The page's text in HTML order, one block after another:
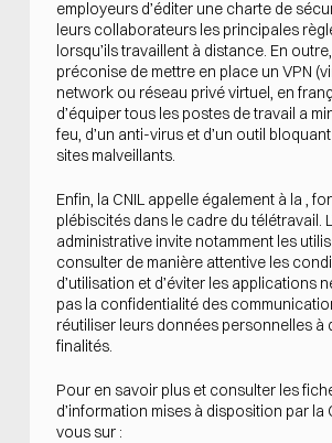
employeurs d’éditer une charte de
leurs collaborateurs les principales
lorsqu’ils travaillent à distance. En
préconise de mettre en place un VPN
network ou réseau privé virtuel, en
d’équiper tous les postes de travail a
feu, d’un anti-virus et d’un outil
sites malveillants.
Enfin, la CNIL appelle également à la ,
plébiscités dans le cadre du télétravail.
administrative invite notamment les
consulter de manière attentive les
d’utilisation et d’éviter les applications
pas la confidentialité des
réutiliser leurs données personnelles à
finalités.
Pour en savoir plus et consulter les
d’information mises à disposition par la
vous sur :